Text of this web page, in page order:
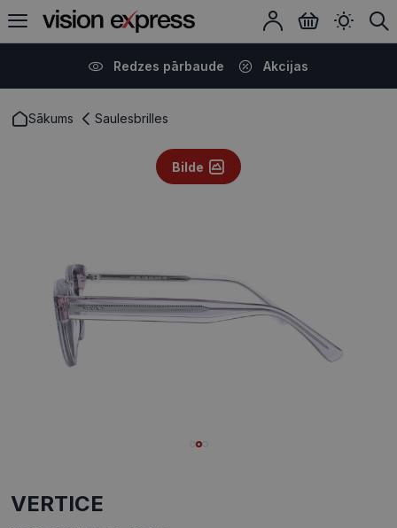
Redzes pārbaude Akcijas
Sākums Saulesbrilles
Bilde
VERTICE